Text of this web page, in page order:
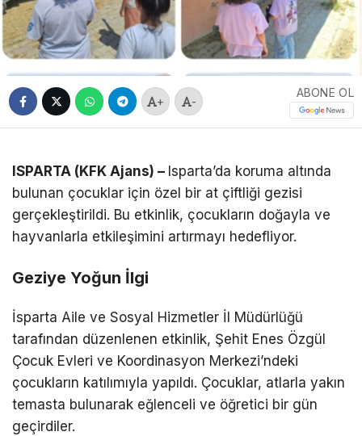
+ -
ABONE OL
ISPARTA (KFK Ajans) – Isparta’da koruma altında
bulunan çocuklar için özel bir at çiftliği gezisi
gerçekleştirildi. Bu etkinlik, çocukların doğayla ve
hayvanlarla etkileşimini artırmayı hedefliyor.
Geziye Yoğun İlgi
İsparta Aile ve Sosyal Hizmetler İl Müdürlüğü
tarafından düzenlenen etkinlik, Şehit Enes Özgül
Çocuk Evleri ve Koordinasyon Merkezi’ndeki
çocukların katılımıyla yapıldı. Çocuklar, atlarla yakın
temasta bulunarak eğlenceli ve öğretici bir gün
geçirdiler.